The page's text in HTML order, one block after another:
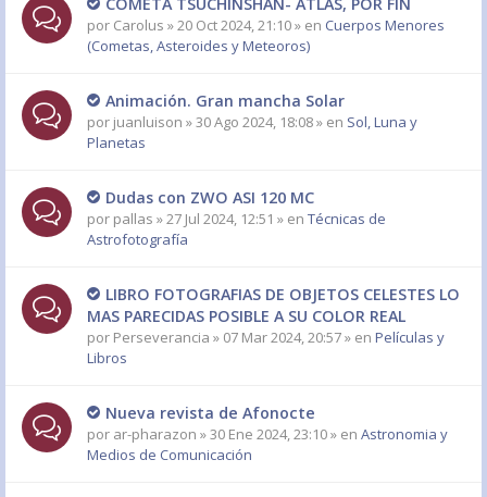
por Carolus » 20 Oct 2024, 21:10 » en Cuerpos Menores
(Cometas, Asteroides y Meteoros)
Animación. Gran mancha Solar
por juanluison » 30 Ago 2024, 18:08 » en Sol, Luna y
Planetas
Dudas con ZWO ASI 120 MC
por pallas » 27 Jul 2024, 12:51 » en Técnicas de
Astrofotografía
LIBRO FOTOGRAFIAS DE OBJETOS CELESTES LO
MAS PARECIDAS POSIBLE A SU COLOR REAL
por Perseverancia » 07 Mar 2024, 20:57 » en Películas y
Libros
Nueva revista de Afonocte
por ar-pharazon » 30 Ene 2024, 23:10 » en Astronomia y
Medios de Comunicación